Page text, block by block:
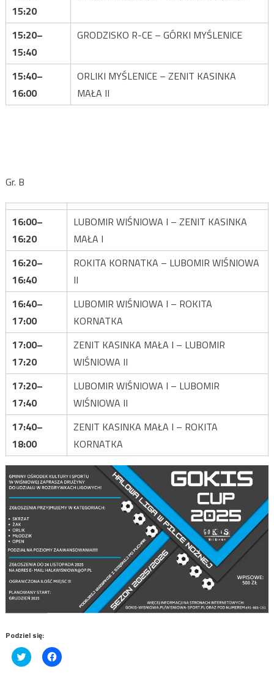
15:20
15:20–
15:40
GRODZISKO R-CE – GÓRKI MYŚLENICE
15:40–
16:00
ORLIKI MYŚLENICE – ZENIT KASINKA
MAŁA II
Gr. B
16:00–
16:20
LUBOMIR WIŚNIOWA I – ZENIT KASINKA
MAŁA I
16:20–
16:40
ROKITA KORNATKA – LUBOMIR WIŚNIOWA
II
16:40–
17:00
LUBOMIR WIŚNIOWA I – ROKITA
KORNATKA
17:00–
17:20
ZENIT KASINKA MAŁA I – LUBOMIR
WIŚNIOWA II
17:20–
17:40
LUBOMIR WIŚNIOWA I – LUBOMIR
WIŚNIOWA II
17:40–
18:00
ZENIT KASINKA MAŁA I – ROKITA
KORNATKA
Podziel się:
Click
to
Click
to